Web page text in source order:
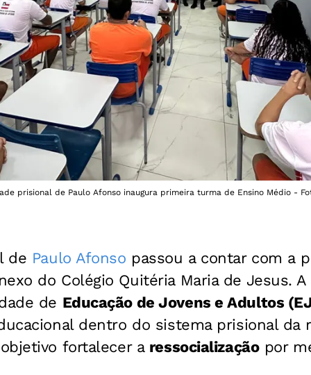
prisional de Paulo Afonso inaugura primeira turma de Ensino Médio -
de Paulo Afonso passou a contar com a
do Colégio Quitéria Maria de Jesus. A
de Educação de Jovens e Adultos
dentro do sistema prisional da
fortalecer a ressocializaçãopor